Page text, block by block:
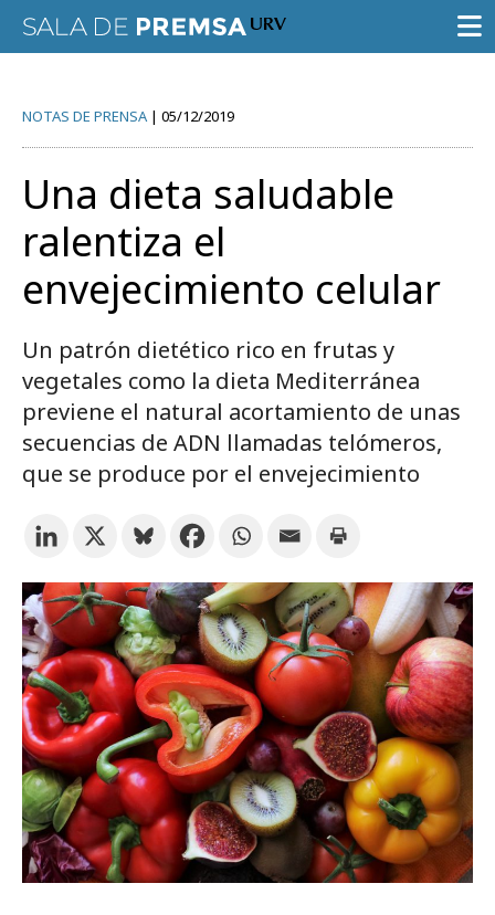
CONVOCATORIAS
NOTAS DE PRENSA
GALERÍA DE IMÁGENES
AGENDA URV
Prueba la búsqueda avanzada
ESPAÑOL CATALÀ ENGLISH
NOTAS DE PRENSA 05/12/2019
Una dieta saludable
ralentiza el
envejecimiento celular
Un patrón dietético rico en frutas y
vegetales como la dieta Mediterránea
previene el natural acortamiento de unas
secuencias de ADN llamadas telómeros,
que se produce por el envejecimiento